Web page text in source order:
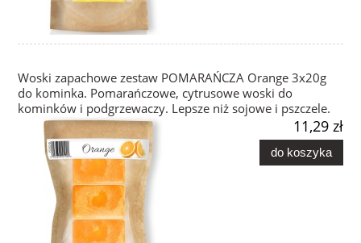
Woski zapachowe zestaw POMARAŃCZA Orange 3x20g
do kominka. Pomarańczowe, cytrusowe woski do
kominków i podgrzewaczy. Lepsze niż sojowe i pszczele.
11,29 zł
do koszyka